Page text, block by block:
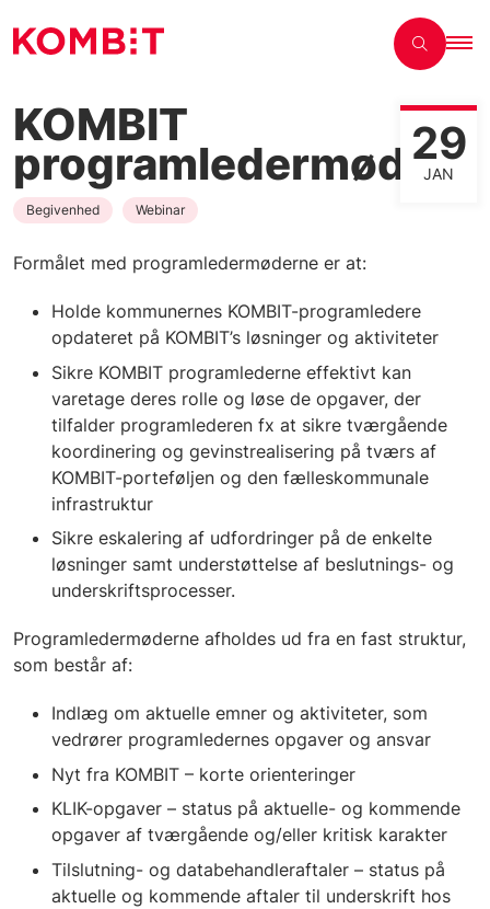
KOMBIT
programledermøde29
JAN
Begivenhed Webinar
Formålet med programledermøderne er at:
Holde kommunernes KOMBIT-programledere
opdateret på KOMBIT’s løsninger og aktiviteter
Sikre KOMBIT programlederne effektivt kan
varetage deres rolle og løse de opgaver, der
tilfalder programlederen fx at sikre tværgående
koordinering og gevinstrealisering på tværs af
KOMBIT-porteføljen og den fælleskommunale
infrastruktur
Sikre eskalering af udfordringer på de enkelte
løsninger samt understøttelse af beslutnings- og
underskriftsprocesser.
Programledermøderne afholdes ud fra en fast struktur,
som består af:
Indlæg om aktuelle emner og aktiviteter, som
vedrører programledernes opgaver og ansvar
Nyt fra KOMBIT – korte orienteringer
KLIK-opgaver – status på aktuelle- og kommende
opgaver af tværgående og/eller kritisk karakter
Tilslutning- og databehandleraftaler – status på
aktuelle og kommende aftaler til underskrift hos